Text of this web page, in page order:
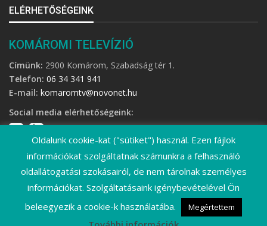
ELÉRHETŐSÉGEINK
KOMÁROMI TELEVÍZIÓ
Címünk: 2900 Komárom, Szabadság tér 1.
Telefon: 06 34 341 941
E-mail: komaromtv@novonet.hu
Social media elérhetőségeink:
©2026 Komáromi Televízió • Minden jog fenntartva!
Oldalunk cookie-kat ("sütiket") használ. Ezen fájlok
információkat szolgáltatnak számunkra a felhasználó
oldallátogatási szokásairól, de nem tárolnak személyes
információkat. Szolgáltatásaink igénybevételével Ön
beleegyezik a cookie-k használatába.
Megértettem